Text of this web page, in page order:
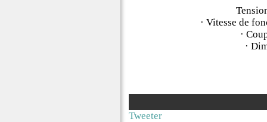
· Vitesse de
·
·
Tweeter